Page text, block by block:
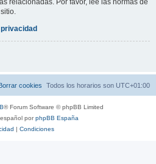
Todos los horarios son UTC+01:00
cookies
® Forum Software © phpBB Limited
porphpBB España
| Condiciones